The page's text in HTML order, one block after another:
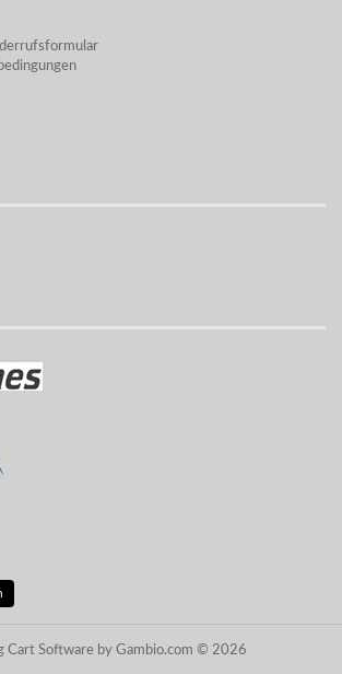
Cart Software by Gambio.com © 2026